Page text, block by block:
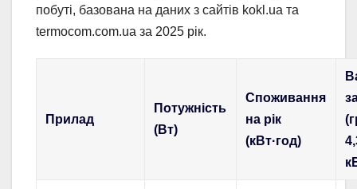
побуті, базована на даних з сайтів kokl.ua та
termocom.com.ua за 2025 рік.
Прилад
Потужність
(Вт)
Споживання
на рік
(кВт·год)